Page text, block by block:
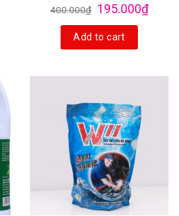
400.000₫ 195.000₫
Add to cart